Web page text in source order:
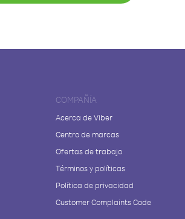
COMPAÑÍA
Acerca de Viber
Centro de marcas
Ofertas de trabajo
Términos y políticas
Política de privacidad
Customer Complaints Code